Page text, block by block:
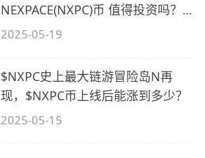
NEXPACE(NXPC)币 值得投资吗？
未来价值如何
2025-05-19
$NXPC史上最大链游冒险岛N再
现，$NXPC币上线后能涨到多少？
2025-05-15